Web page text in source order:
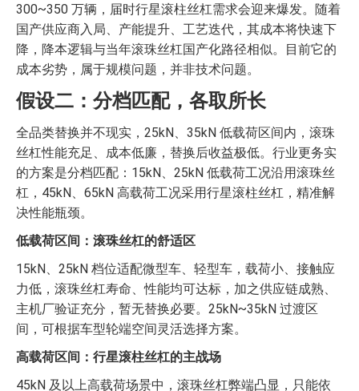
300~350 万辆，届时行星滚柱丝杠需求会迎来爆发。随着
国产供应商入局、产能提升、工艺迭代，其成本将快速下
降，降本逻辑与当年滚珠丝杠国产化路径相似。目前它的
成本劣势，属于规模问题，并非技术问题。
假设二：分档匹配，各取所长
全品类替换并不现实，25kN、35kN 低载荷区间内，滚珠
丝杠性能充足、成本低廉，替换后收益极低。行业更务实
的方案是分档匹配：15kN、25kN 低载荷工况沿用滚珠丝
杠，45kN、65kN 高载荷工况采用行星滚柱丝杠，精准解
决性能瓶颈。
低载荷区间：滚珠丝杠的舒适区
15kN、25kN 档位适配微型车、轻型车，载荷小、接触应
力低，滚珠丝杠寿命、性能均可达标，加之供应链成熟、
主机厂验证充分，暂无替换必要。25kN~35kN 过渡区
间，可根据车型轮端空间灵活选择方案。
高载荷区间：行星滚柱丝杠的主战场
45kN 及以上高载荷场景中，滚珠丝杠弊端凸显，只能依